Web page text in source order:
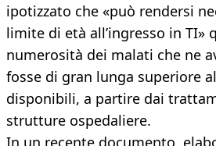
ipotizzato che «può rendersi
limite di età all’ingresso in TI»
numerosità dei malati che ne
fosse di gran lunga superiore
disponibili, a partire dai
strutture ospedaliere.
In un recente documento,